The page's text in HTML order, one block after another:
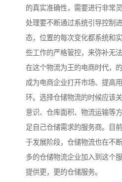
的真实准确性，需要进行非常
处理要不断通过系统引导控制
态，位置的每次变化都系统和
些工作的严格管控，来弥补无
在这个物流为王的电商时代，
成为电商企业打开市场、提高
环。选择仓储物流的时候应该
意识、仓库面积、物流运输等
足自己仓储需求的服务商。目
于发展阶段，仓储物流也在不
多的仓储物流企业加入到这个
提供更，更的仓储服务。